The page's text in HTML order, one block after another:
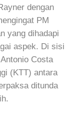
dengan
PM
yang dihadapi
aspek. Di sisi
Costa
(KTT) antara
ditunda